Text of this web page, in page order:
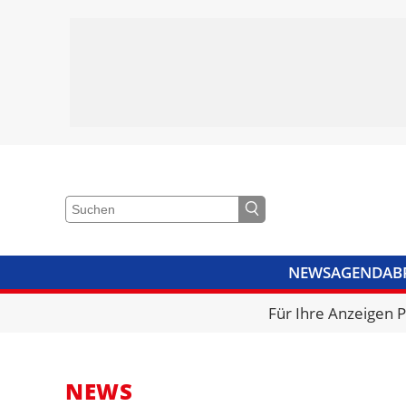
NEWSAGENDA
VIDEOSBIBLIOTHEK
Für Ihre Anzeigen
NEWS